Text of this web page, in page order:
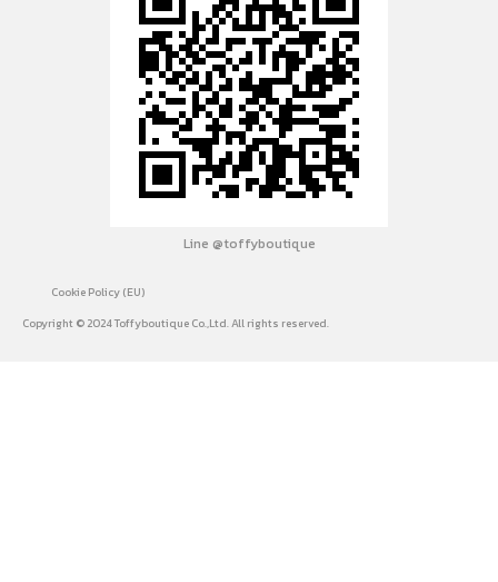
Line @toffyboutique
Cookie Policy (EU)
Copyright © 2024 Toffyboutique Co.,Ltd. All rights reserved.